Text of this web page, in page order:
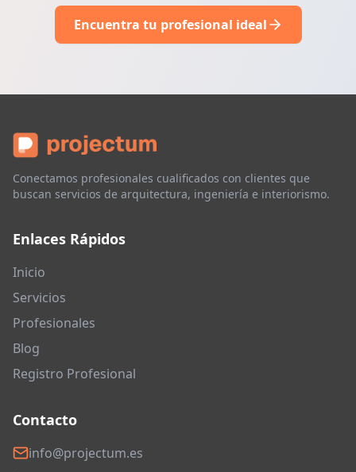
Encuentra tu profesional ideal
Conectamos profesionales cualificados con clientes que
buscan servicios de arquitectura, ingeniería e interiorismo.
Enlaces Rápidos
Inicio
Servicios
Profesionales
Blog
Registro Profesional
Contacto
info@projectum.es